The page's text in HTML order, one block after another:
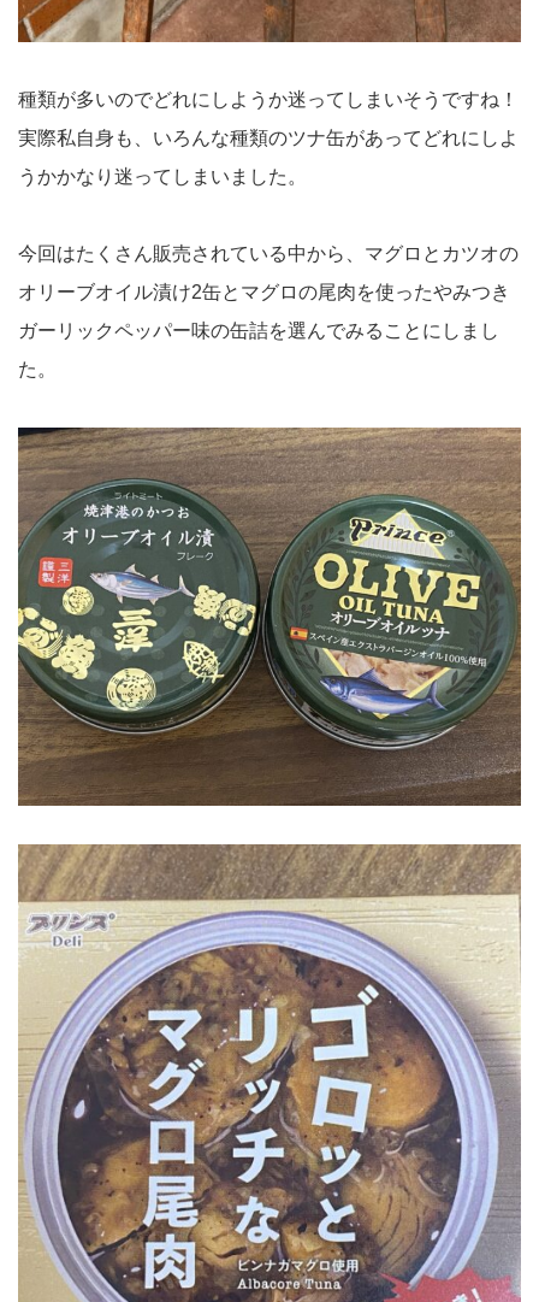
種類が多いのでどれにしようか迷ってしまいそうですね！
実際私自身も、いろんな種類のツナ缶があってどれにしよ
うかかなり迷ってしまいました。
今回はたくさん販売されている中から、マグロとカツオの
オリーブオイル漬け2缶とマグロの尾肉を使ったやみつき
ガーリックペッパー味の缶詰を選んでみることにしまし
た。